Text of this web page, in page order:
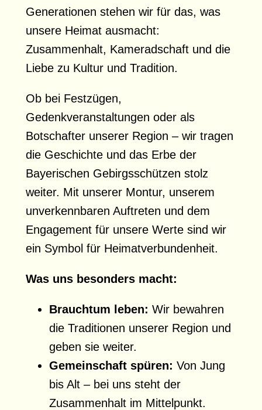
Generationen stehen wir für das, was
unsere Heimat ausmacht:
Zusammenhalt, Kameradschaft und die
Liebe zu Kultur und Tradition.
Ob bei Festzügen,
Gedenkveranstaltungen oder als
Botschafter unserer Region – wir tragen
die Geschichte und das Erbe der
Bayerischen Gebirgsschützen stolz
weiter. Mit unserer Montur, unserem
unverkennbaren Auftreten und dem
Engagement für unsere Werte sind wir
ein Symbol für Heimatverbundenheit.
Was uns besonders macht:
Brauchtum leben: Wir bewahren
die Traditionen unserer Region und
geben sie weiter.
Gemeinschaft spüren: Von Jung
bis Alt – bei uns steht der
Zusammenhalt im Mittelpunkt.